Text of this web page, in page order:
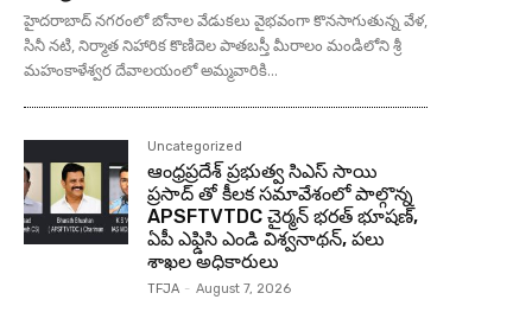
హైదరాబాద్ నగరంలో బోనాల వేడుకలు వైభవంగా కొనసాగుతున్న వేళ,
సినీ నటి, నిర్మాత నిహారిక కొణిదెల పాతబస్తీ మీరాలం మండిలోని శ్రీ
మహంకాళేశ్వర దేవాలయంలో అమ్మవారికి...
Uncategorized
ఆంధ్రప్రదేశ్ ప్రభుత్వ సిఎస్ సాయి
ప్రసాద్ తో కీలక సమావేశంలో పాల్గొన్న
APSFTVTDC చైర్మన్ భరత్ భూషణ్,
ఏపీ ఎఫ్డిసి ఎండి విశ్వనాథన్, పలు
శాఖల అధికారులు
TFJA - August 7, 2026